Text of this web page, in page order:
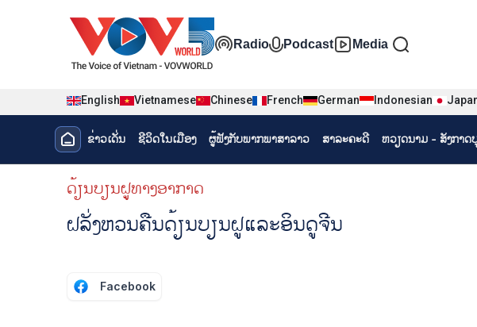
Đa phương tiện tiếng
Radio Podcast Media
English Vietnamese Chinese French German Indonesian
Menu trang chủ tiếng Lào
ຂ່າວເດັ່ນ ຊີ​ວິດ​ໃນ​ເມືອງ ຜູ້​ຟັງ​ກັບ​ພາກ​ພາ​ສາ​ລາວ ສາລະຄະດີ ຫວຽດ​ນາມ - ສັງ​ກາດ​
menu phụ tiếng Lào
ດ້ຽນບຽນ​ຝູທາງ​ອາກາດ
ຝລັ່ງຫວນຄືນດ້ຽນບຽນຝູແລະອິນດູຈີນ
Facebook